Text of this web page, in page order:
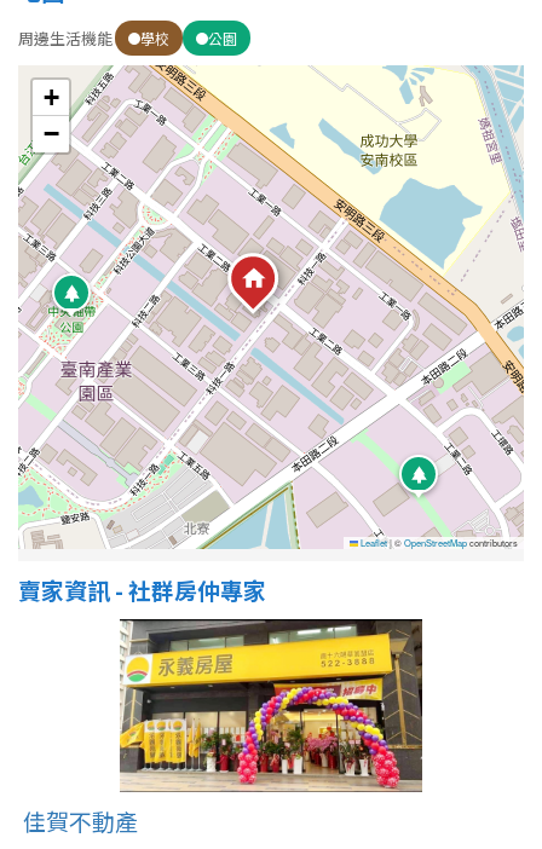
屋齡
不拘
5 年以下
5-10 年 10-20 年
20-30 年 30-40 年
40 年以上
售價
周邊生活機能 學校 公園
+
−
Leaflet|©OpenStreetMapcontributors
賣家資訊 - 社群房仲專家
佳賀不動產